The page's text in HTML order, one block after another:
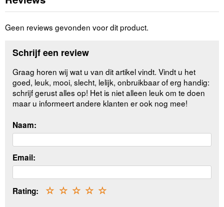
Geen reviews gevonden voor dit product.
Schrijf een review
Graag horen wij wat u van dit artikel vindt. Vindt u het
goed, leuk, mooi, slecht, lelijk, onbruikbaar of erg handig:
schrijf gerust alles op! Het is niet alleen leuk om te doen
maar u informeert andere klanten er ook nog mee!
Naam:
Email:
Rating: ☆
☆
☆
☆
☆